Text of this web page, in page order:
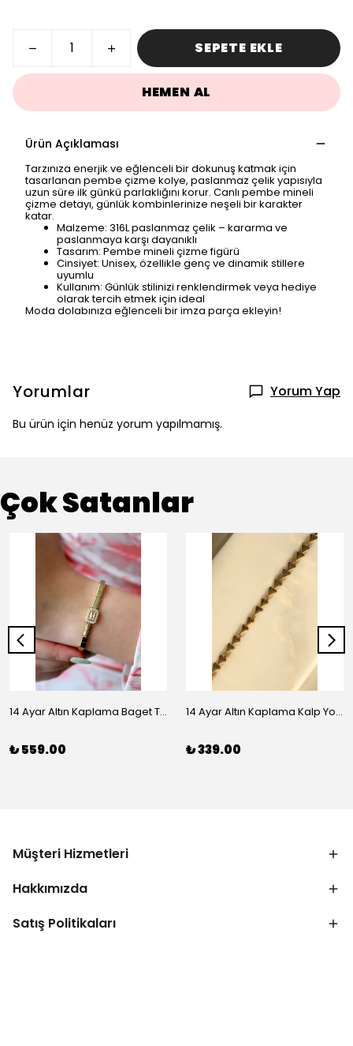
SEPETE EKLE
HEMEN AL
Ürün Açıklaması
Tarzınıza enerjik ve eğlenceli bir dokunuş katmak için
tasarlanan pembe çizme kolye, paslanmaz çelik yapısıyla
uzun süre ilk günkü parlaklığını korur. Canlı pembe mineli
çizme detayı, günlük kombinlerinize neşeli bir karakter
katar.
Malzeme: 316L paslanmaz çelik – kararma ve
paslanmaya karşı dayanıklı
Tasarım: Pembe mineli çizme figürü
Cinsiyet: Unisex, özellikle genç ve dinamik stillere
uyumlu
Kullanım: Günlük stilinizi renklendirmek veya hediye
olarak tercih etmek için ideal
Moda dolabınıza eğlenceli bir imza parça ekleyin!
Yorumlar Yorum Yap
Bu ürün için henüz yorum yapılmamış.
Çok Satanlar
14 Ayar Altın Kaplama Baget Taşlı Vip Bileklik
₺ 559.00
14 Ayar Altın Kaplama Kalp Yolu Bileklik
₺ 339.00
Müşteri Hizmetleri
Hakkımızda
Satış Politikaları